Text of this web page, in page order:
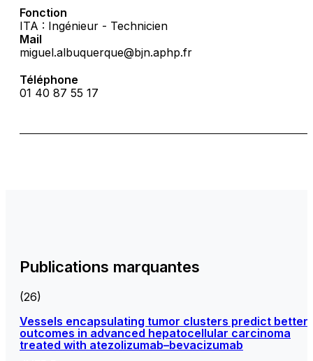
Fonction
ITA : Ingénieur - Technicien
Mail
miguel.albuquerque@bjn.aphp.fr
Téléphone
01 40 87 55 17
Publications marquantes
(26)
Vessels encapsulating tumor clusters predict better
outcomes in advanced hepatocellular carcinoma
treated with atezolizumab–bevacizumab